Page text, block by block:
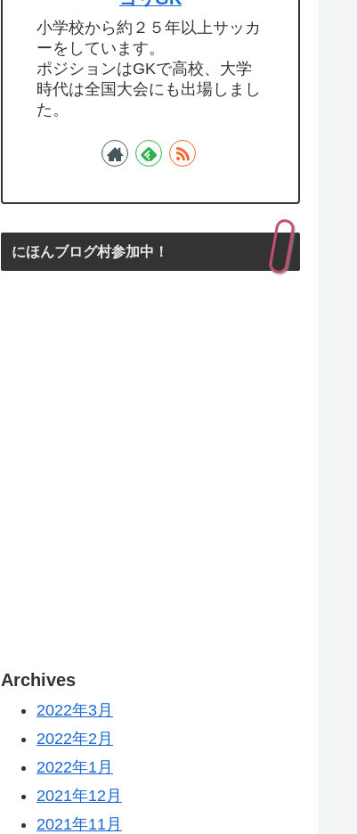
小学校から約２５年以上サッカ
ーをしています。
ポジションはGKで高校、大学
時代は全国大会にも出場しまし
た。
にほんブログ村参加中！
Archives
2022年3月
2022年2月
2022年1月
2021年12月
2021年11月